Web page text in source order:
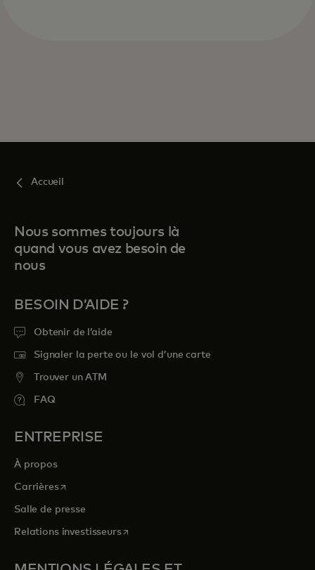
Accueil
Nous sommes toujours là
quand vous avez besoin de
nous
BESOIN D’AIDE ?
Obtenir de l’aide
Signaler la perte ou le vol d’une carte
Trouver un ATM
FAQ
ENTREPRISE
À propos
Carrièress’ouvre dans un nouvel onglet
Salle de presse
Relations investisseurss’ouvre dans un nouvel onglet